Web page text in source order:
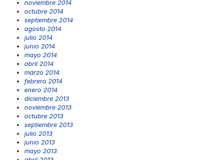
noviembre 2014
octubre 2014
septiembre 2014
agosto 2014
julio 2014
junio 2014
mayo 2014
abril 2014
marzo 2014
febrero 2014
enero 2014
diciembre 2013
noviembre 2013
octubre 2013
septiembre 2013
julio 2013
junio 2013
mayo 2013